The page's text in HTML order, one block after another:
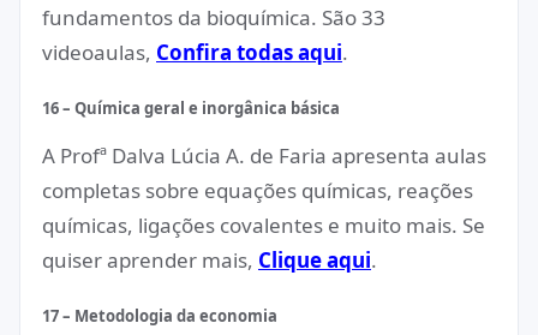
fundamentos da bioquímica. São 33
videoaulas, Confira todas aqui.
16 – Química geral e inorgânica básica
A Profª Dalva Lúcia A. de Faria apresenta aulas
completas sobre equações químicas, reações
químicas, ligações covalentes e muito mais. Se
quiser aprender mais, Clique aqui.
17 – Metodologia da economia